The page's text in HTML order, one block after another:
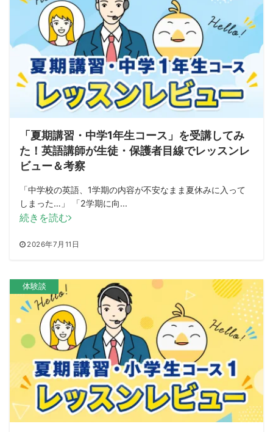
「夏期講習・中学1年生コース」を受講してみ
た！英語講師が生徒・保護者目線でレッスンレ
ビュー＆考察
「中学校の英語、1学期の内容が不安なまま夏休みに入って
しまった…」 「2学期に向...
2026年7月11日
続きを読む
体験談